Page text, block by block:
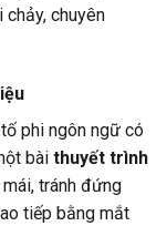
chuyên
phi ngôn ngữ có
bài thuyết trình
tránh đứng
tiếp bằng mắt